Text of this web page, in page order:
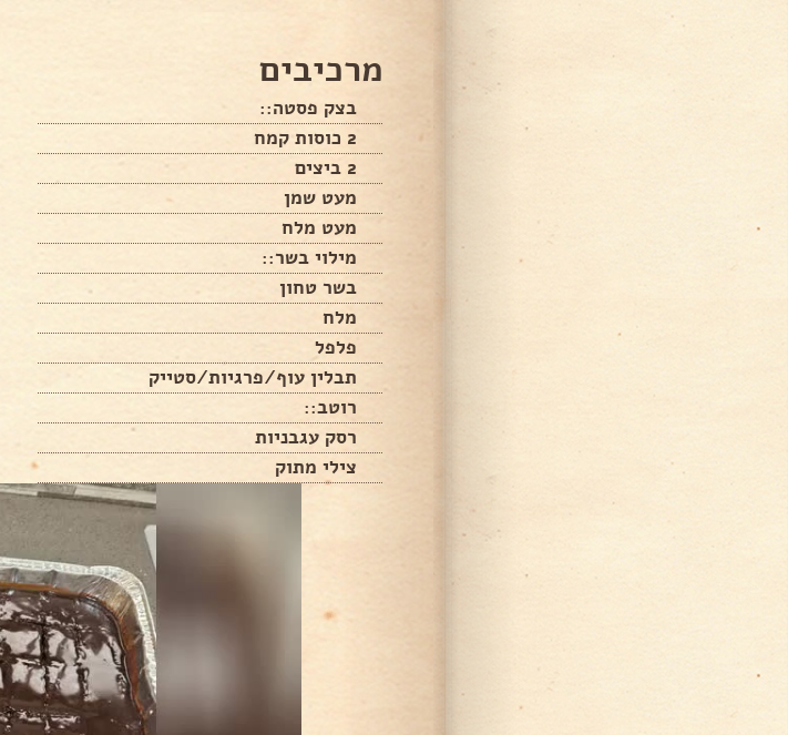
מרכיבים
בצק פסטה::
2 כוסות קמח
2 ביצים
מעט שמן
מעט מלח
מילוי בשר::
בשר טחון
מלח
פלפל
תבלין עוף/פרגיות/סטייק
רוטב::
רסק עגבניות
צילי מתוק